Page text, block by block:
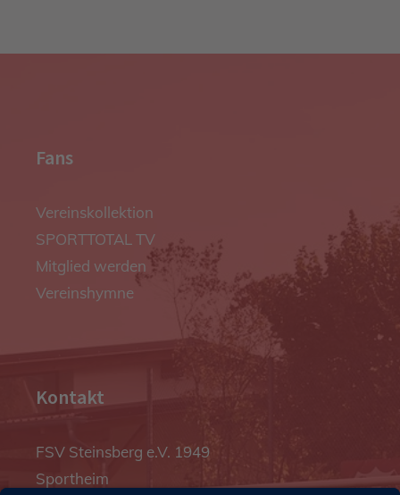
Fans
Vereinskollektion
SPORTTOTAL TV
Mitglied werden
Vereinshymne
Kontakt
FSV Steinsberg e.V. 1949
Sportheim